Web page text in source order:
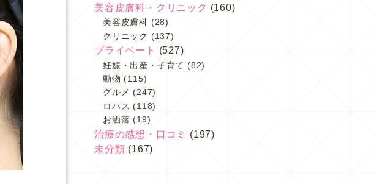
美容皮膚科・クリニック (160)
美容皮膚科 (28)
クリニック (137)
プライベート (527)
妊娠・出産・子育て (82)
動物 (115)
グルメ (247)
ロハス (118)
お洒落 (19)
治療の感想・口コミ
(197)
未分類 (167)